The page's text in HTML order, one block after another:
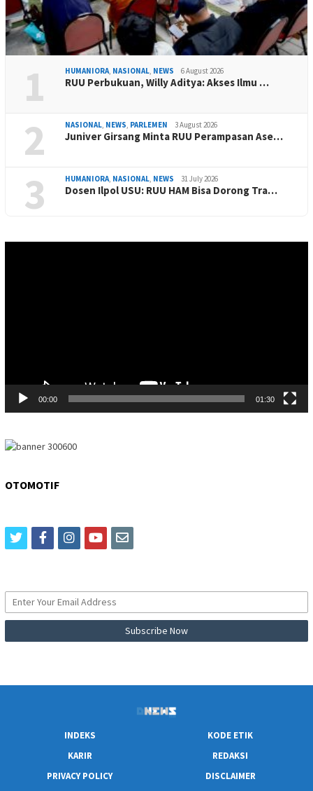
1 HUMANIORA, NASIONAL, NEWS 6 August 2026
RUU Perbukuan, Willy Aditya: Akses Ilmu …
2 NASIONAL, NEWS, PARLEMEN 3 August 2026
Juniver Girsang Minta RUU Perampasan Ase…
3 HUMANIORA, NASIONAL, NEWS 31 July 2026
Dosen Ilpol USU: RUU HAM Bisa Dorong Tra…
00:00 01:30
OTOMOTIF
twitterfacebookinstagram
youtubeemail
INDEKS
KODE ETIK
KARIR
REDAKSI
PRIVACY POLICY
DISCLAIMER